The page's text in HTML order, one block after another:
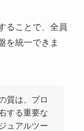
ることで、全員
を統一できま
質は、プロ
する重要な
ュアルツー